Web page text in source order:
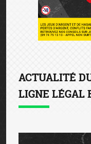
ACTUALITÉ
LIGNE LÉGAL